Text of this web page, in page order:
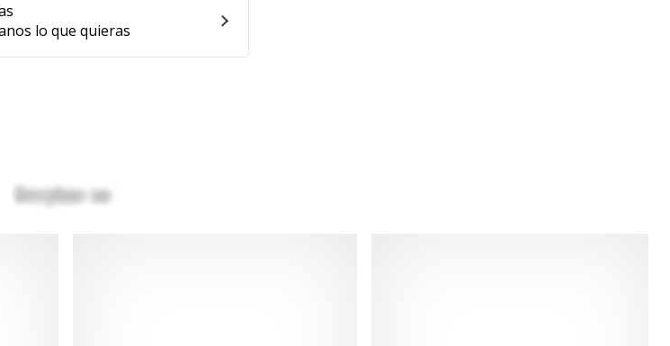
lo que quieras